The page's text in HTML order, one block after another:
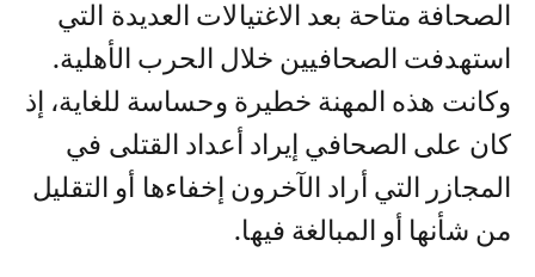
الصحافة متاحة بعد الاغتيالات العديدة التي
استهدفت الصحافيين خلال الحرب الأهلية.
وكانت هذه المهنة خطيرة وحساسة للغاية، إذ
كان على الصحافي إيراد أعداد القتلى في
المجازر التي أراد الآخرون إخفاءها أو التقليل
من شأنها أو المبالغة فيها.